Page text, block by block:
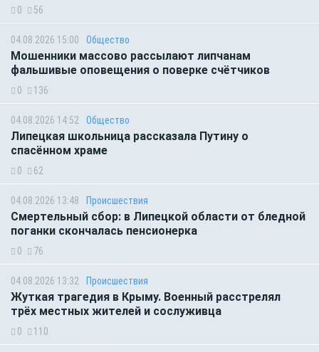
0 56
04.08.2026 15:00 Общество
Мошенники массово рассылают липчанам
фальшивые оповещения о поверке счётчиков
0 136
04.08.2026 14:52 Общество
Липецкая школьница рассказала Путину о
спасённом храме
0 62
04.08.2026 13:48 Происшествия
Смертельный сбор: в Липецкой области от бледной
поганки скончалась пенсионерка
0 76
04.08.2026 13:32 Происшествия
Жуткая трагедия в Крыму. Военный расстрелял
трёх местных жителей и сослуживца
0 110